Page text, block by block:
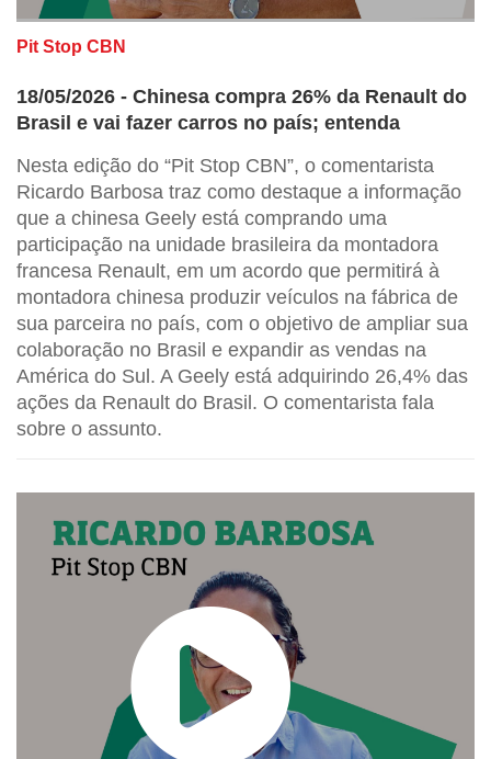
Pit Stop CBN
18/05/2026 - Chinesa compra 26% da Renault do
Brasil e vai fazer carros no país; entenda
Nesta edição do “Pit Stop CBN”, o comentarista
Ricardo Barbosa traz como destaque a informação
que a chinesa Geely está comprando uma
participação na unidade brasileira da montadora
francesa Renault, em um acordo que permitirá à
montadora chinesa produzir veículos na fábrica de
sua parceira no país, com o objetivo de ampliar sua
colaboração no Brasil e expandir as vendas na
América do Sul. A Geely está adquirindo 26,4% das
ações da Renault do Brasil. O comentarista fala
sobre o assunto.